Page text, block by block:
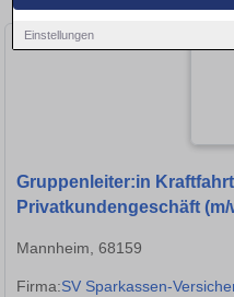
Einstellungen
Gruppenleiter:in
Privatkundengeschäft (m/
Mannheim, 68159
Firma:SV Sparkassen-